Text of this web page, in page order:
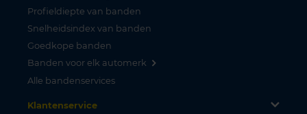
Profieldiepte van banden
Snelheidsindex van banden
Goedkope banden
Banden voor elk automerk
Alle bandenservices
Klantenservice